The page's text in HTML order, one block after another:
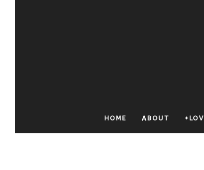
HOME ABOUT